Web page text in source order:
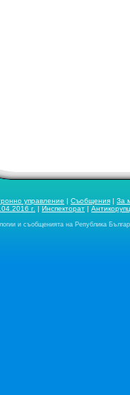
управление | Съобщения | За
г. | Инспекторат |
и съобщенията на Република